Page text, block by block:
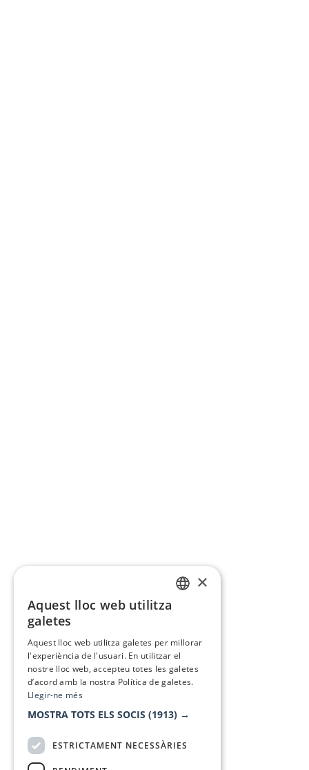
×
Aquest lloc web utilitza
galetes
Aquest lloc web utilitza galetes per millorar
l'experiència de l'usuari. En utilitzar el
nostre lloc web, accepteu totes les galetes
d’acord amb la nostra Política de galetes.
Llegir-ne més
MOSTRA TOTS ELS SOCIS (1913) →
ESTRICTAMENT NECESSÀRIES